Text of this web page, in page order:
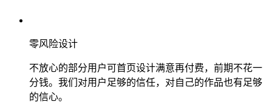
零风险设计
不放心的部分用户可首页设计满意再付费，前期不花一
分钱。我们对用户足够的信任，对自己的作品也有足够
的信心。